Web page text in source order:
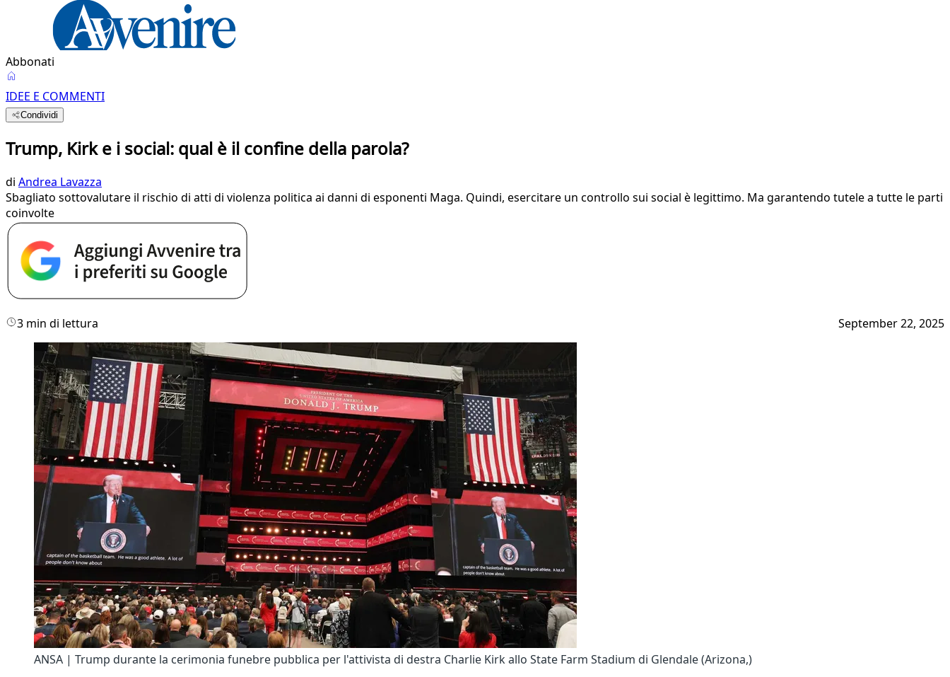
Abbonati
IDEE E COMMENTI
Condividi
Trump, Kirk e i social: qual è il confine della parola?
di Andrea Lavazza
Sbagliato sottovalutare il rischio di atti di violenza politica ai danni di esponenti Maga. Quindi, esercitare un controllo sui social è legittimo. Ma garantendo tutele a tutte le parti
coinvolte
3 min di lettura September 22, 2025
ANSA | Trump durante la cerimonia funebre pubblica per l'attivista di destra Charlie Kirk allo State Farm Stadium di Glendale (Arizona,)